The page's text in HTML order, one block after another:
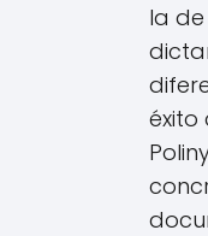
la
éxito